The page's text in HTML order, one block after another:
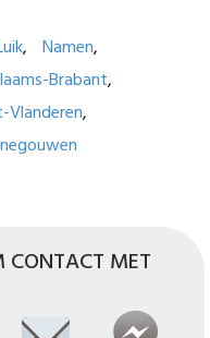
Namen
Brabant
Vlanderen
CONTACT MET